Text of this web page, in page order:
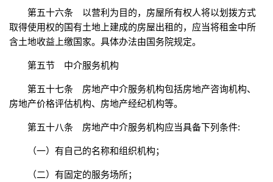
第五十六条 以营利为目的，房屋所有权人将以划拨方式
取得使用权的国有土地上建成的房屋出租的，应当将租金中所
含土地收益上缴国家。具体办法由国务院规定。
第五节 中介服务机构
第五十七条 房地产中介服务机构包括房地产咨询机构、
房地产价格评估机构、房地产经纪机构等。
第五十八条 房地产中介服务机构应当具备下列条件:
（一）有自己的名称和组织机构；
（二）有固定的服务场所；